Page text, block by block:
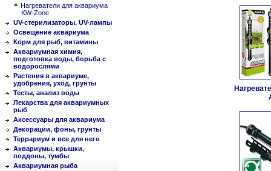
Нагреватели для аквариума
KW-Zone
UV-стерилизаторы, UV-лампы
Освещение аквариума
Корм для рыб, витамины
Аквариумная химия,
подготовка воды, борьба с
водорослями
Растения в аквариуме,
удобрения, уход, грунты
Тесты, анализ воды
Лекарства для аквариумных
рыб
Аксессуары для аквариума
Декорации, фоны, грунты
Террариум и все для него
Аквариумы, крышки,
поддоны, тумбы
Аквариумная рыба